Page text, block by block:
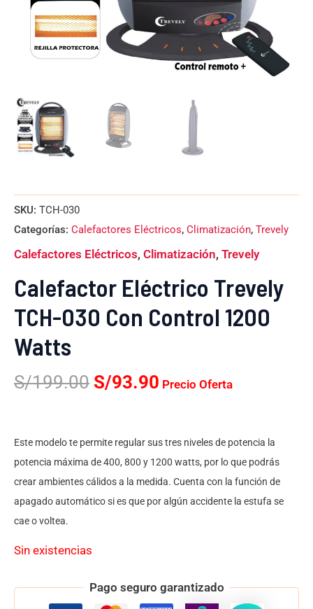
SKU: TCH-030
Categorías: Calefactores Eléctricos, Climatización, Trevely
Calefactores Eléctricos, Climatización, Trevely
Calefactor Eléctrico Trevely
TCH-030 Con Control 1200
Watts
S/199.00 S/93.90 Precio Oferta
Este modelo te permite regular sus tres niveles de potencia la
potencia máxima de 400, 800 y 1200 watts, por lo que podrás
crear ambientes cálidos a la medida. Cuenta con la función de
apagado automático si es que por algún accidente la estufa se
cae o voltea.
Sin existencias
Pago seguro garantizado